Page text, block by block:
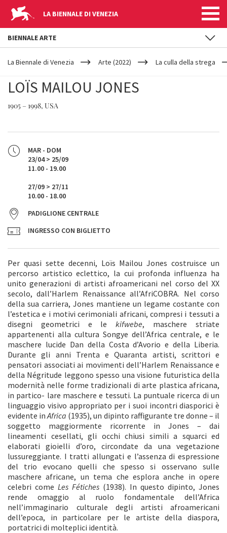
LA BIENNALE DI VENEZIA
YOUR
ARE
HERE
La Biennale di Venezia Arte (2022) La culla della strega
LOÏS MAILOU JONES
1905 – 1998, USA
MAR - DOM
23/04 > 25/09
11.00 - 19.00
27/09 > 27/11
10.00 - 18.00
PADIGLIONE CENTRALE
INGRESSO CON BIGLIETTO
Per quasi sette decenni, Loïs Mailou Jones costruisce un
percorso artistico eclettico, la cui profonda influenza ha
unito generazioni di artisti afroamericani nel corso del XX
secolo, dall’Harlem Renaissance all’AfriCOBRA. Nel corso
della sua carriera, Jones mantiene un legame costante con
l’estetica e i motivi cerimoniali africani, compresi i tessuti a
disegni geometrici e lekifwebe, maschere striate
appartenenti alla cultura Songye dell’Africa centrale, e le
maschere lucide Dan della Costa d’Avorio e della Liberia.
Durante gli anni Trenta e Quaranta artisti, scrittori e
pensatori associati ai movimenti dell’Harlem Renaissance e
della Négritude leggono spesso una visione futuristica della
modernità nelle forme tradizionali di arte plastica africana,
in partico- lare maschere e tessuti. La puntuale ricerca di un
linguaggio visivo appropriato per i suoi incontri diasporici è
evidente inAfrica (1935), un dipinto raffigurante tre donne – il
soggetto maggiormente ricorrente in Jones – dai
lineamenti cesellati, gli occhi chiusi simili a squarci ed
elaborati gioielli d’oro, circondate da una vegetazione
lussureggiante. I tratti allungati e l’assenza di espressione
del trio evocano quelli che spesso si osservano sulle
maschere africane, un tema che esplora anche in opere
celebri come Les Fétiches (1938). In questo dipinto, Jones
rende omaggio al ruolo fondamentale dell’Africa
nell’immaginario culturale degli artisti afroamericani
dell’epoca, in particolare per le artiste della diaspora,
portatrici di molteplici identità.
BIENNALE ARTE